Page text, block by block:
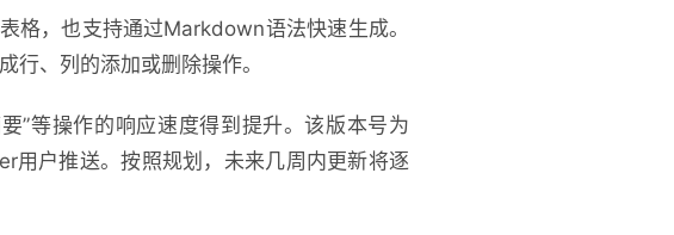
格，也支持通过Markdown语法快速生成。
行、列的添加或删除操作。
”等操作的响应速度得到提升。该版本号为
用户推送。按照规划，未来几周内更新将逐